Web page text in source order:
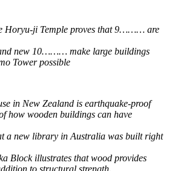
Horyu-ji Temple proves that 9……… are
new 10……… make large buildings
Tower possible
in New Zealand is earthquake-proof
how wooden buildings can have
a new library in Australia was built right
Block illustrates that wood provides
to structural strength.